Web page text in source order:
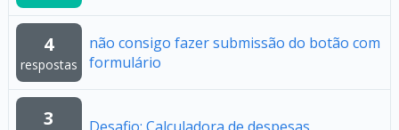
4
respostas
não consigo fazer submissão do botão com
formulário
3